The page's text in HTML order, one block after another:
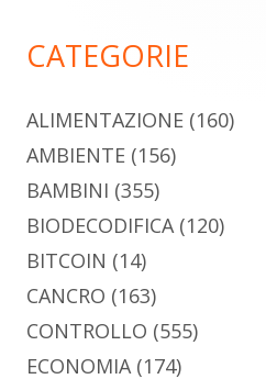
CATEGORIE
ALIMENTAZIONE (160)
AMBIENTE (156)
BAMBINI (355)
BIODECODIFICA(120)
BITCOIN (14)
CANCRO (163)
CONTROLLO (555)
ECONOMIA(174)